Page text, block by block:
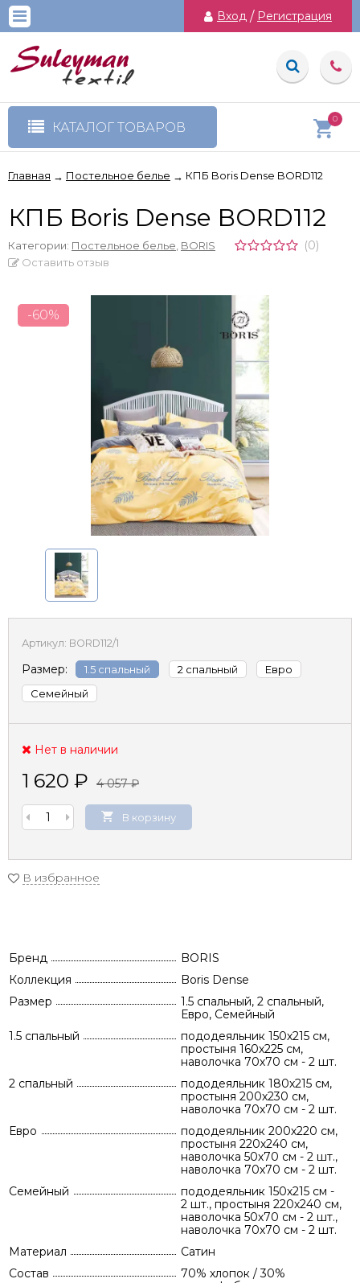
Вход / Регистрация
КАТАЛОГ ТОВАРОВ
0
Главная → Постельное белье → КПБ Boris Dense BORD112
КПБ Boris Dense BORD112
Категории: Постельное белье BORIS (0)
Оставить отзыв
-60%
Артикул: BORD112/1
Размер: 1.5 спальный 2 спальный
Евро
Семейный
Нет в наличии
1 620 ₽ 4 057₽
В корзину
В избранное
Бренд
BORIS
Коллекция
Boris Dense
Размер
1.5 спальный, 2 спальный,
Евро, Семейный
1.5 спальный
пододеяльник 150х215 см,
простыня 160х225 см,
наволочка 70х70 см - 2 шт.
2 спальный
пододеяльник 180х215 см,
простыня 200х230 см,
наволочка 70х70 см - 2 шт.
Евро
пододеяльник 200х220 см,
простыня 220х240 см,
наволочка 50х70 см - 2 шт.,
наволочка 70х70 см - 2 шт.
Семейный
пододеяльник 150х215 см -
2 шт., простыня 220х240 см,
наволочка 50х70 см - 2 шт.,
наволочка 70х70 см - 2 шт.
Материал
Сатин
Состав
70% хлопок / 30%